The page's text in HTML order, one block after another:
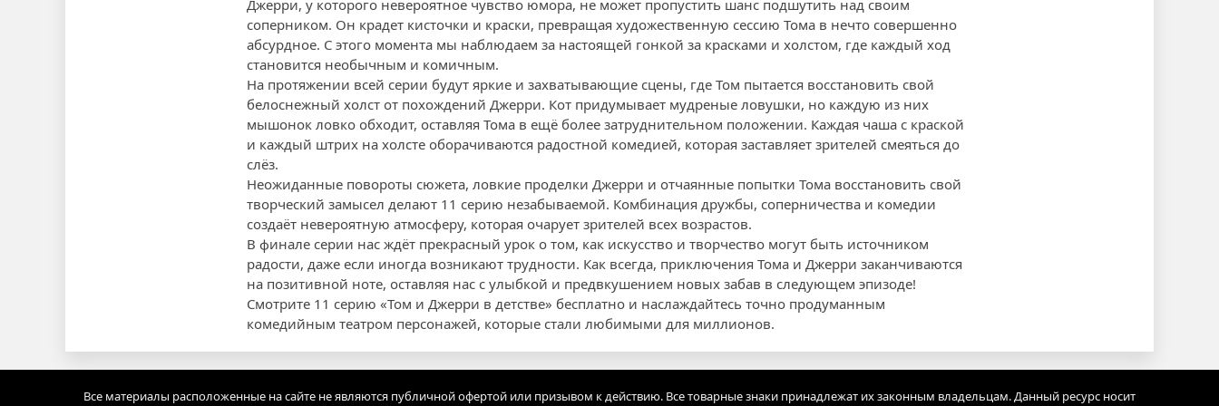
Джерри, у которого невероятное чувство юмора, не может пропустить шанс подшутить над своим
соперником. Он крадет кисточки и краски, превращая художественную сессию Тома в нечто совершенно
абсурдное. С этого момента мы наблюдаем за настоящей гонкой за красками и холстом, где каждый ход
становится необычным и комичным.
На протяжении всей серии будут яркие и захватывающие сцены, где Том пытается восстановить свой
белоснежный холст от похождений Джерри. Кот придумывает мудреные ловушки, но каждую из них
мышонок ловко обходит, оставляя Тома в ещё более затруднительном положении. Каждая чаша с краской
и каждый штрих на холсте оборачиваются радостной комедией, которая заставляет зрителей смеяться до
слёз.
Неожиданные повороты сюжета, ловкие проделки Джерри и отчаянные попытки Тома восстановить свой
творческий замысел делают 11 серию незабываемой. Комбинация дружбы, соперничества и комедии
создаёт невероятную атмосферу, которая очарует зрителей всех возрастов.
В финале серии нас ждёт прекрасный урок о том, как искусство и творчество могут быть источником
радости, даже если иногда возникают трудности. Как всегда, приключения Тома и Джерри заканчиваются
на позитивной ноте, оставляя нас с улыбкой и предвкушением новых забав в следующем эпизоде!
Смотрите 11 серию «Том и Джерри в детстве» бесплатно и наслаждайтесь точно продуманным
комедийным театром персонажей, которые стали любимыми для миллионов.
Все материалы расположенные на сайте не являются публичной офертой или призывом к действию. Все товарные знаки принадлежат их законным владельцам. Данный ресурс носит